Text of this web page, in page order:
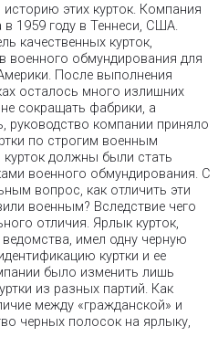
этих курток. Компания
1959 году в Теннеси, США.
качественных курток,
военного обмундирования для
После выполнения
осталось много излишних
сокращать фабрики, а
руководство компании приняло
по строгим военным
должны были стать
военного обмундирования. С
вопрос, как отличить эти
военным? Вследствие чего
отличия. Ярлык курток,
имел одну черную
куртки и ее
было изменить лишь
из разных партий. Как
между «гражданской» и
черных полосок на ярлыку,